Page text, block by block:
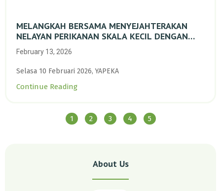
MELANGKAH BERSAMA MENYEJAHTERAKAN
NELAYAN PERIKANAN SKALA KECIL DENGAN
TRANSISI BERKELANJUTAN BERBASIS ALAM
February 13, 2026
Selasa 10 Februari 2026, YAPEKA
Continue Reading
1 2 3 4 5
About Us